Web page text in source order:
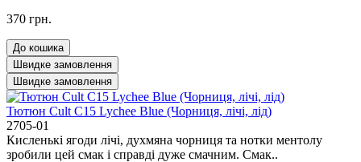
370 грн.
До кошика
Швидке замовлення
Швидке замовлення
Тютюн Cult C15 Lychee Blue (Чорниця, лічі, лід)
2705-01
Кисленькі ягоди лічі, духмяна чорниця та нотки ментолу
зробили цей смак і справді дуже смачним. Смак..